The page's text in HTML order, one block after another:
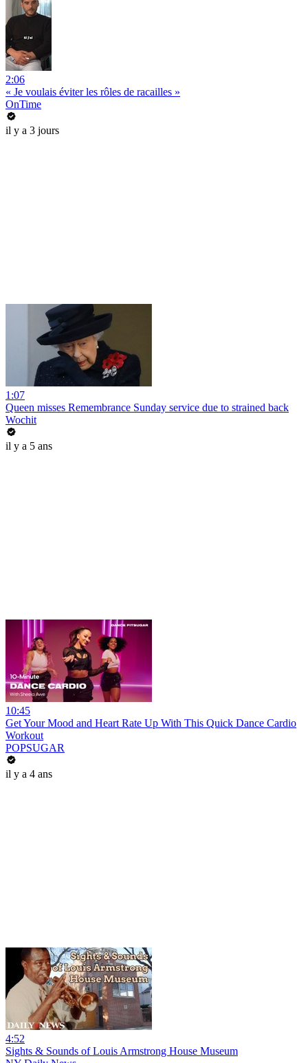
2:06
« Je voulais éviter les rôles de racailles »
OnTime
il y a 3 jours
1:07
Queen misses Remembrance Sunday service due to strained back
Wochit
il y a 5 ans
10:45
Get Your Mood and Heart Rate Up With This Quick Dance Cardio
Workout
POPSUGAR
il y a 4 ans
4:52
Sights & Sounds of Louis Armstrong House Museum